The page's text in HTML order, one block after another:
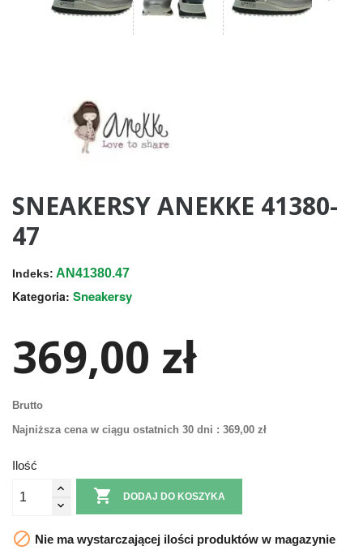
SNEAKERSY ANEKKE 41380-
47
Indeks: AN41380.47
Kategoria: Sneakersy
369,00 zł
Brutto
Najniższa cena w ciągu ostatnich 30 dni : 369,00 zł
Ilość
 DODAJ DO KOSZYKA
 Nie ma wystarczającej ilości produktów w magazynie